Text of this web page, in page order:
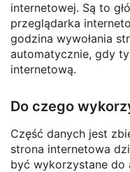
internetowej. Są to
przeglądarka
godzina wywołania
automatycznie, gdy
internetową.
Do czego
Część danych jest
strona internetowa
być wykorzystane do